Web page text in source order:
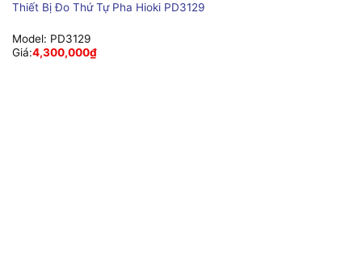
Thiết Bị Đo Thứ Tự Pha Hioki PD3129
Model: PD3129
Giá:4,300,000₫